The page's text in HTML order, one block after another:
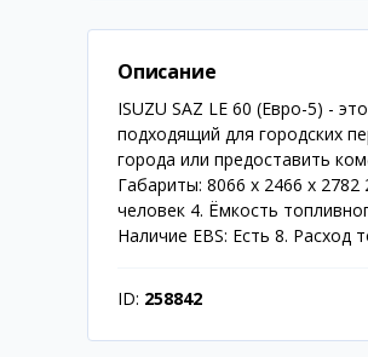
Описание
ISUZU SAZ LE 60 (Евро-5) -
подходящий для городских
города или предоставить
Габариты: 8066 х 2466 х
человек 4. Ёмкость
Наличие EBS: Есть 8. Расход
ID: 258842